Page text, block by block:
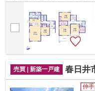
せて頂きますのでお気軽にお問
売買 | 新築一戸建 春日井市鳥
仲